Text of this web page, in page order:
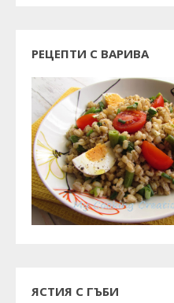
РЕЦЕПТИ С ВАРИВА
ЯСТИЯ С ГЪБИ